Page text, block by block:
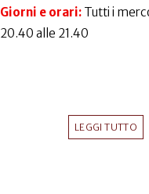
Giorni e orari: Tutti i
20.40 alle 21.40
LEGGI TUTTO